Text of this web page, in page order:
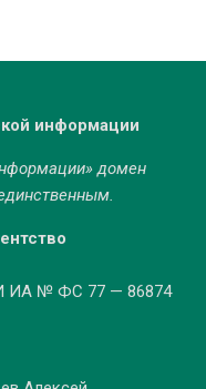
информации
домен
ИА № ФС 77 — 86874